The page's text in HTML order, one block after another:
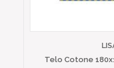
Telo Cotone